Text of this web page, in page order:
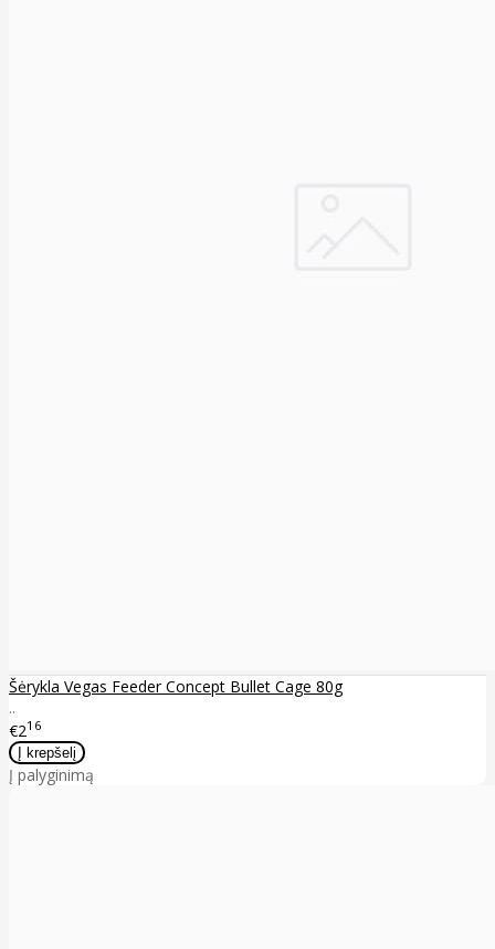
Šėrykla Vegas Feeder Concept Bullet Cage 80g
..
€216
Į palyginimą